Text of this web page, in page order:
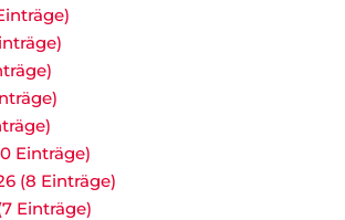
Einträge)
(8 Einträge)
Einträge)